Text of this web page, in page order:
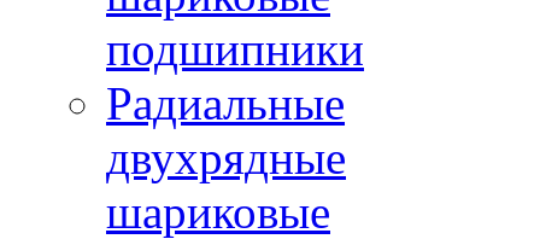
подшипники
Радиальные
двухрядные
шариковые